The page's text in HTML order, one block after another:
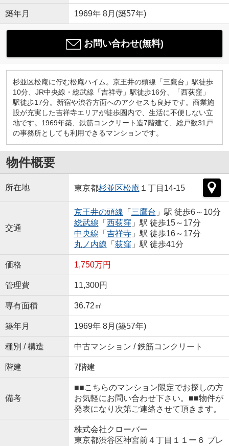
築年月 1969年 8月(築57年)
お問い合わせ(無料)
杉並区松庵に佇む松庵ハイム。京王井の頭線「三鷹台」駅徒歩
10分、JR中央線・総武線「吉祥寺」駅徒歩16分、「西荻窪」
駅徒歩17分。新宿や渋谷方面へのアクセスも良好です。商業施
設が充実した吉祥寺エリアが徒歩圏内で、生活に不便しない立
地です。1969年築、鉄筋コンクリート造7階建て、総戸数31戸
の事務所としても利用できるマンションです。
物件概要
所在地 東京都杉並区松庵 １丁目14-15
交通
京王井の頭線 「 三鷹台 」駅 徒歩6～10分
総武線 「 西荻窪 」駅 徒歩15～17分
中央線 「 吉祥寺」駅 徒歩16～17分
丸ノ内線 「 荻窪 」駅 徒歩41分
価格 1,750万円
管理費 11,300円
専有面積 36.72㎡
築年月 1969年 8月(築57年)
種別 / 構造 中古マンション / 鉄筋コンクリート
階建 7階建
備考
■■こちらのマンション限定でお探しの方
お気軽にお問い合わせ下さい。■■物件が
発表になり次第ご連絡させて頂きます。
株式会社クローバー
東京都渋谷区神宮前４丁目１１ー６ プレ